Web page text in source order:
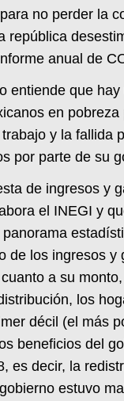
no perder la
república
anual de
entiende que
en
y la fallida
por parte de su
de ingresos y
el INEGI y
de los ingresos y
a su
los
décil (el más
beneficios del
es decir, la
estuvo